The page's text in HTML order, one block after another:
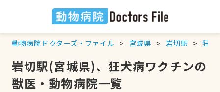
動物病院ドクターズ・ファイル 宮城県 岩切駅 狂犬
岩切駅(宮城県)、狂犬病ワクチンの
獣医・動物病院一覧